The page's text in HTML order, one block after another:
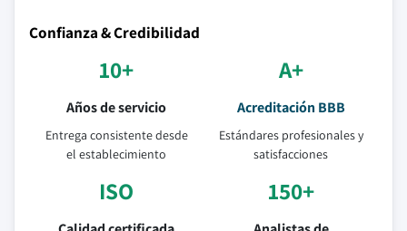
Confianza & Credibilidad
10+
Años de servicio
Entrega consistente desde
el establecimiento
A+
Acreditación BBB
Estándares profesionales y
satisfacciones
ISO 150+